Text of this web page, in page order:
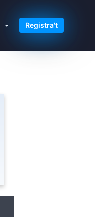
Registra't